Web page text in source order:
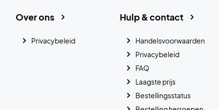
Hulp & contact
Handelsvoorwaarden
Privacybeleid
FAQ
Laagste prijs
Bestellingsstatus
Over ons
Privacybeleid